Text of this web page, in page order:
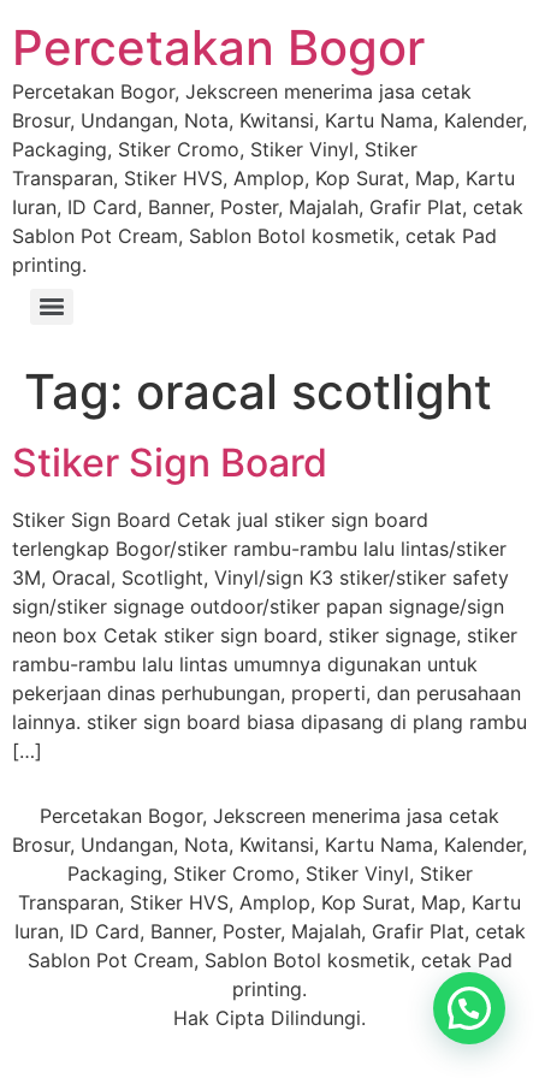
Percetakan Bogor
Percetakan Bogor, Jekscreen menerima jasa cetak
Brosur, Undangan, Nota, Kwitansi, Kartu Nama, Kalender,
Packaging, Stiker Cromo, Stiker Vinyl, Stiker
Transparan, Stiker HVS, Amplop, Kop Surat, Map, Kartu
Iuran, ID Card, Banner, Poster, Majalah, Grafir Plat, cetak
Sablon Pot Cream, Sablon Botol kosmetik, cetak Pad
printing.
Tag: oracal scotlight
Stiker Sign Board
Stiker Sign Board Cetak jual stiker sign board
terlengkap Bogor/stiker rambu-rambu lalu lintas/stiker
3M, Oracal, Scotlight, Vinyl/sign K3 stiker/stiker safety
sign/stiker signage outdoor/stiker papan signage/sign
neon box Cetak stiker sign board, stiker signage, stiker
rambu-rambu lalu lintas umumnya digunakan untuk
pekerjaan dinas perhubungan, properti, dan perusahaan
lainnya. stiker sign board biasa dipasang di plang rambu
[…]
Percetakan Bogor, Jekscreen menerima jasa cetak
Brosur, Undangan, Nota, Kwitansi, Kartu Nama, Kalender,
Packaging, Stiker Cromo, Stiker Vinyl, Stiker
Transparan, Stiker HVS, Amplop, Kop Surat, Map, Kartu
Iuran, ID Card, Banner, Poster, Majalah, Grafir Plat, cetak
Sablon Pot Cream, Sablon Botol kosmetik, cetak Pad
printing.
Hak Cipta Dilindungi.